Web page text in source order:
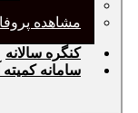
مشاهده
کنگره سالانه
سامانه